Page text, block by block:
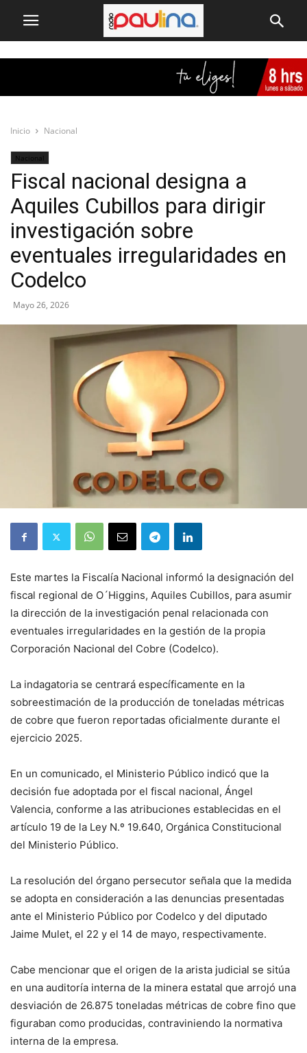
Inicio Nacional
Nacional
Fiscal nacional designa a
Aquiles Cubillos para dirigir
investigación sobre
eventuales irregularidades en
Codelco
Mayo 26, 2026
Este martes la Fiscalía Nacional informó la designación del
fiscal regional de O´Higgins, Aquiles Cubillos, para asumir
la dirección de la investigación penal relacionada con
eventuales irregularidades en la gestión de la propia
Corporación Nacional del Cobre (Codelco).
La indagatoria se centrará específicamente en la
sobreestimación de la producción de toneladas métricas
de cobre que fueron reportadas oficialmente durante el
ejercicio 2025.
En un comunicado, el Ministerio Público indicó que la
decisión fue adoptada por el fiscal nacional, Ángel
Valencia, conforme a las atribuciones establecidas en el
artículo 19 de la Ley N.º 19.640, Orgánica Constitucional
del Ministerio Público.
La resolución del órgano persecutor señala que la medida
se adopta en consideración a las denuncias presentadas
ante el Ministerio Público por Codelco y del diputado
Jaime Mulet, el 22 y el 14 de mayo, respectivamente.
Cabe mencionar que el origen de la arista judicial se sitúa
en una auditoría interna de la minera estatal que arrojó una
desviación de 26.875 toneladas métricas de cobre fino que
figuraban como producidas, contraviniendo la normativa
interna de la empresa.